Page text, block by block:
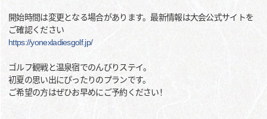
開始時間は変更となる場合があります。最新情報は大会公式サイトを
ご確認ください
https://yonexladiesgolf.jp/
ゴルフ観戦と温泉宿でのんびりステイ。
初夏の思い出にぴったりのプランです。
ご希望の方はぜひお早めにご予約ください！